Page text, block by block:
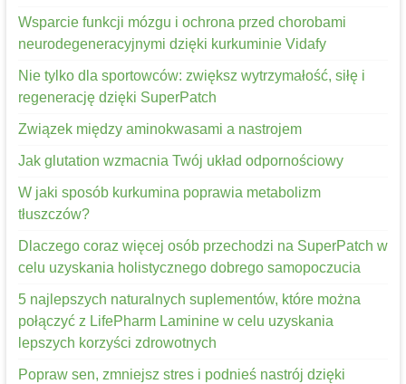
Wsparcie funkcji mózgu i ochrona przed chorobami
neurodegeneracyjnymi dzięki kurkuminie Vidafy
Nie tylko dla sportowców: zwiększ wytrzymałość, siłę i
regenerację dzięki SuperPatch
Związek między aminokwasami a nastrojem
Jak glutation wzmacnia Twój układ odpornościowy
W jaki sposób kurkumina poprawia metabolizm
tłuszczów?
Dlaczego coraz więcej osób przechodzi na SuperPatch w
celu uzyskania holistycznego dobrego samopoczucia
5 najlepszych naturalnych suplementów, które można
połączyć z LifePharm Laminine w celu uzyskania
lepszych korzyści zdrowotnych
Popraw sen, zmniejsz stres i podnieś nastrój dzięki